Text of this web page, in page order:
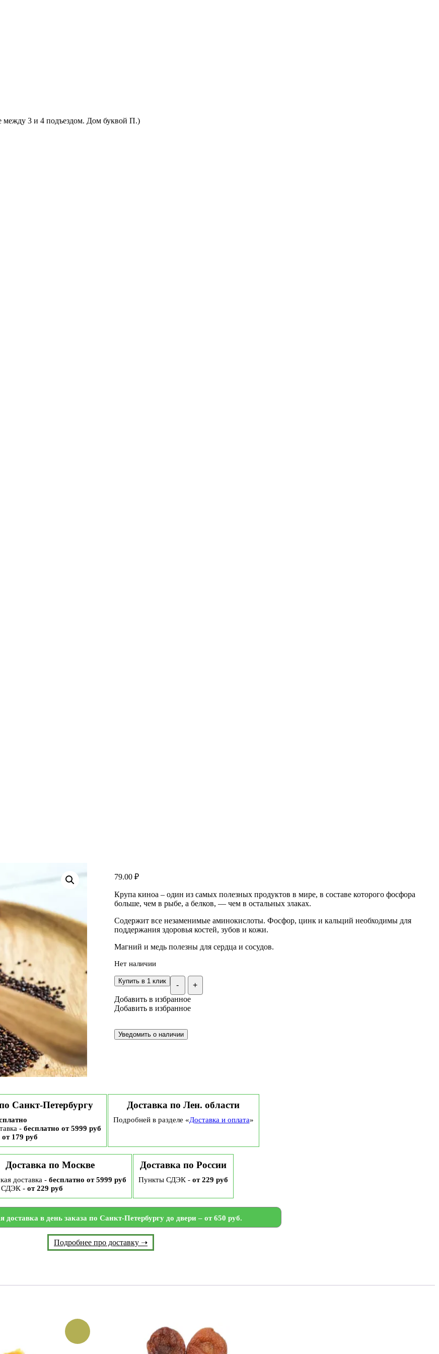
между 3 и 4 подъездом. Дом буквой П.)
79.00 ₽
Крупа киноа – один из самых полезных продуктов в мире, в составе которого фосфора
больше, чем в рыбе, а белков, — чем в остальных злаках.
Содержит все незаменимые аминокислоты. Фосфор, цинк и кальций необходимы для
поддержания здоровья костей, зубов и кожи.
Магний и медь полезны для сердца и сосудов.
Нет наличии
- +
Купить в 1 клик
Добавить в избранное
Добавить в избранное
Санкт-Петербургу
- бесплатно от 5999 руб
от 179 руб
Доставка по Лен. области
Подробней в разделе «Доставка и оплата»
Доставка по Москве
доставка - бесплатно от 5999 руб
СДЭК - от 229 руб
Доставка по России
Пункты СДЭК - от 229 руб
доставка в день заказа по Санкт-Петербургу до двери – от 650 руб.
Подробнее про доставку ➝